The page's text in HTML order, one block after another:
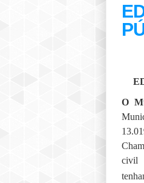
O
civil